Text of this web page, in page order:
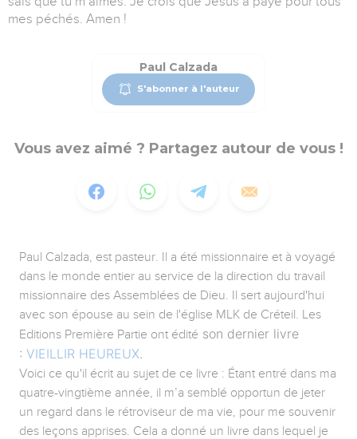
mes péchés. Amen !
Paul Calzada
S'abonner à l'auteur
Vous avez aimé ? Partagez autour de vous !
Paul Calzada, est pasteur. Il a été missionnaire et à voyagé
dans le monde entier au service de la direction du travail
missionnaire des Assemblées de Dieu. Il sert aujourd'hui
avec son épouse au sein de l'église MLK de Créteil. Les
Editions Première Partie ont édité son dernier livre
: VIEILLIR HEUREUX.
Voici ce qu'il écrit au sujet de ce livre : Étant entré dans ma
quatre-vingtième année, il m’a semblé opportun de jeter
un regard dans le rétroviseur de ma vie, pour me souvenir
des leçons apprises. Cela a donné un livre dans lequel je